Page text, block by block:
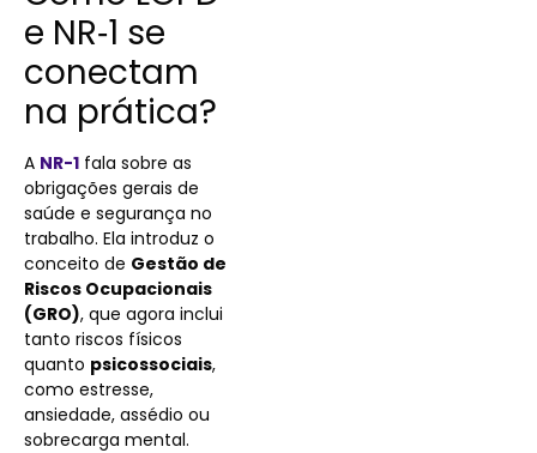
e NR‑1 se
conectam
na prática?
A NR-1 fala sobre as
obrigações gerais de
saúde e segurança no
trabalho. Ela introduz o
conceito de Gestão de
Riscos Ocupacionais
(GRO), que agora inclui
tanto riscos físicos
quanto psicossociais,
como estresse,
ansiedade, assédio ou
sobrecarga mental.